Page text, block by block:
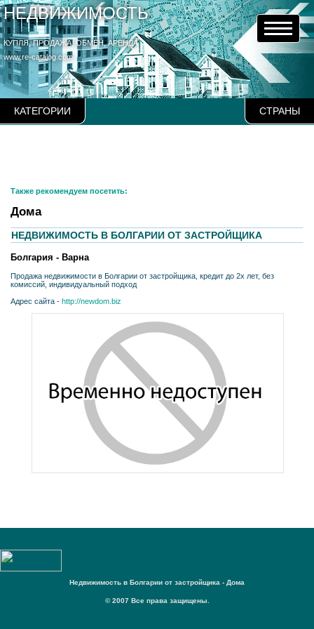
НЕДВИЖИМОСТЬ
КУПЛЯ, ПРОДАЖА, ОБМЕН, АРЕНДА
www.re-catalog.com
КАТЕГОРИИ СТРАНЫ
Также рекомендуем посетить:
Дома
НЕДВИЖИМОСТЬ В БОЛГАРИИ ОТ ЗАСТРОЙЩИКА
Болгария - Варна
Продажа недвижимости в Болгарии от застройщика, кредит до 2х лет, без
комиссий, индивидуальный подход
Адрес сайта - http://newdom.biz
Недвижимость в Болгарии от застройщика - Дома
© 2007 Все права защищены.